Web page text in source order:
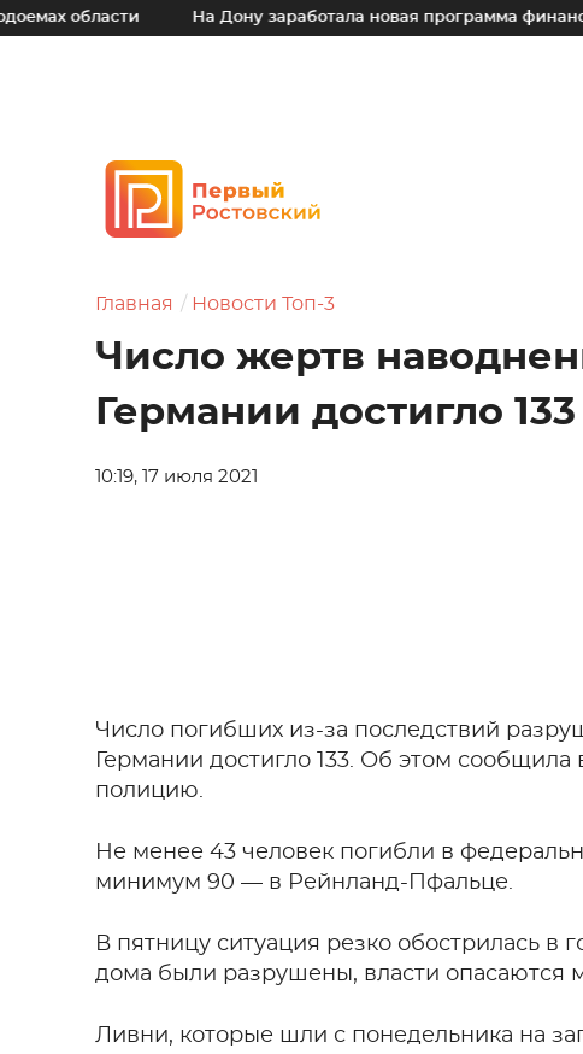
области На Дону заработала новая программа финансовой
Главная Новости Топ-3
Число жертв
Германии достигло 133
10:19, 17 июля 2021
Число погибших из-за последствий
Германии достигло 133. Об этом сообщила
полицию.
Не менее 43 человек погибли в
минимум 90 — в Рейнланд-Пфальце.
В пятницу ситуация резко обострилась
дома были разрушены, власти опасаются
Ливни, которые шли с понедельника на